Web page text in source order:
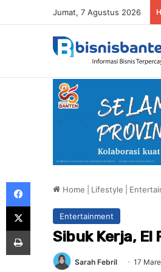
Jumat, 7 Agustus 2026
Home Lifestyle
Entertainment
Sibuk Kerja, El
Sarah Febril 17